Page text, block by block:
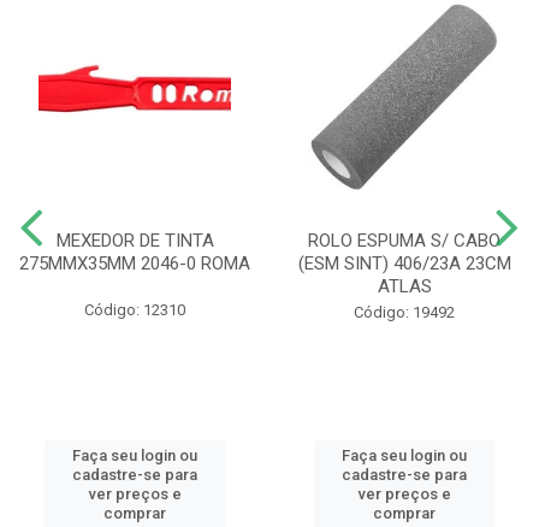
MEXEDOR DE TINTA
275MMX35MM 2046-0 ROMA
Código: 12310
Faça seu login ou
cadastre-se para
ver preços e
comprar
ROLO ESPUMA S/ CABO
(ESM SINT) 406/23A 23CM
ATLAS
Código: 19492
Faça seu login ou
cadastre-se para
ver preços e
comprar